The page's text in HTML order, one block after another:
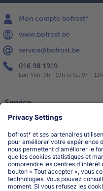
Mon compte bofrost*
www.bofrost.be
service@bofrost.be
016 98 1919
Lun-Ven: 9h - 19h et Sa: 9h - 13h
Service
Catégories